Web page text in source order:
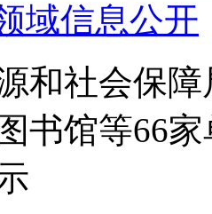
域信息公开
和社会保障
书馆等66